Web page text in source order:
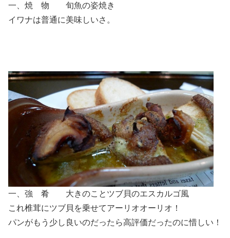
一、焼 物 旬魚の姿焼き
イワナは普通に美味しいさ。
一、強 肴 大きのことツブ貝のエスカルゴ風
これ椎茸にツブ貝を乗せてアーリオオーリオ！
パンがもう少し良いのだったら高評価だったのに惜しい！